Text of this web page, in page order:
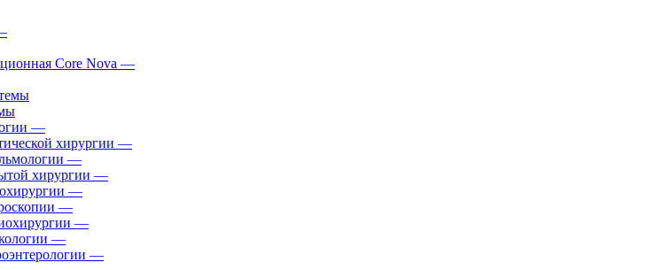
Core Nova —
—
хирургии —
—
хирургии —
—
—
—
—
—